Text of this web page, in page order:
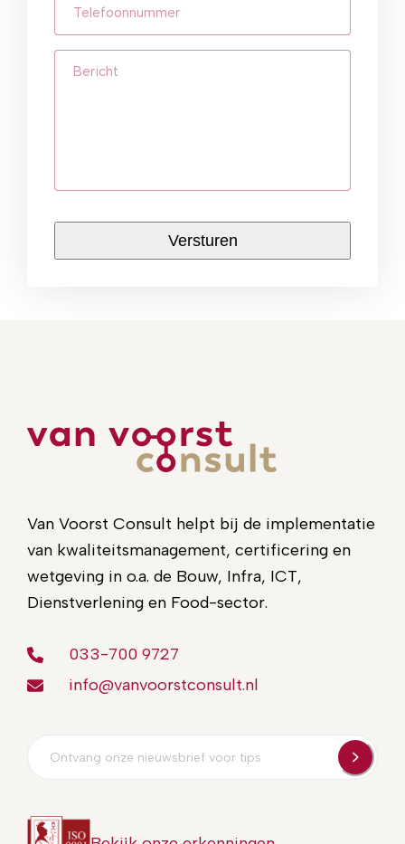
Bericht
CAPTCHA
Van Voorst Consult helpt bij de implementatie
van kwaliteitsmanagement, certificering en
wetgeving in o.a. de Bouw, Infra, ICT,
Dienstverlening en Food-sector.
033-700 9727
info@vanvoorstconsult.nl